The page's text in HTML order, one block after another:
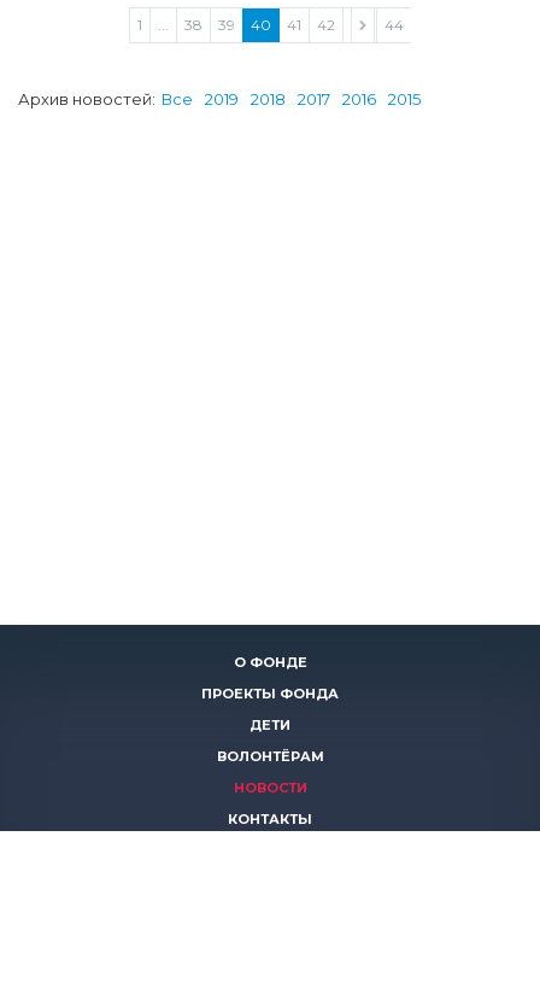
1 38 39 40 41 42 43 44
Архив новостей: Все 2019 2018 2017 2016 2015
О ФОНДЕ
ПРОЕКТЫ ФОНДА
ДЕТИ
ВОЛОНТЁРАМ
НОВОСТИ
КОНТАКТЫ